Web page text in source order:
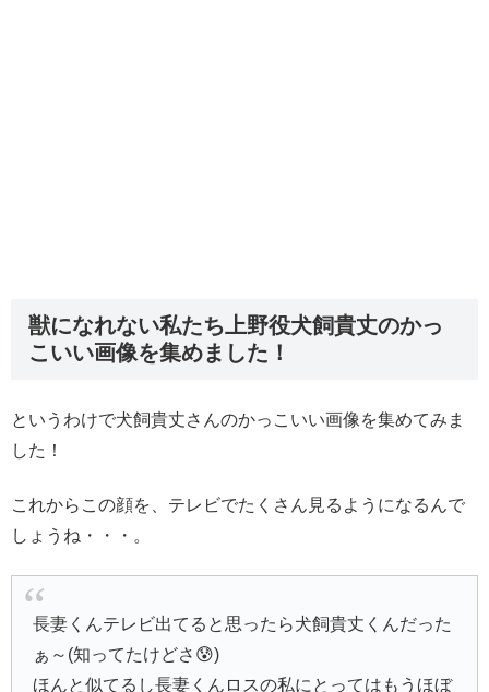
獣になれない私たち上野役犬飼貴丈のかっ
こいい画像を集めました！
というわけで犬飼貴丈さんのかっこいい画像を集めてみま
した！
これからこの顔を、テレビでたくさん見るようになるんで
しょうね・・・。
長妻くんテレビ出てると思ったら犬飼貴丈くんだった
ぁ～(知ってたけどさ😰)
ほんと似てるし長妻くんロスの私にとってはもうほぼ